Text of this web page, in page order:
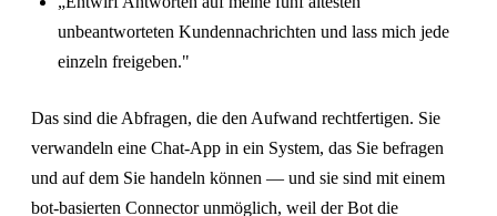
unbeantworteten Kundennachrichten und lass mich jede
einzeln freigeben."
Das sind die Abfragen, die den Aufwand rechtfertigen. Sie
verwandeln eine Chat-App in ein System, das Sie befragen
und auf dem Sie handeln können — und sie sind mit einem
bot-basierten Connector unmöglich, weil der Bot die